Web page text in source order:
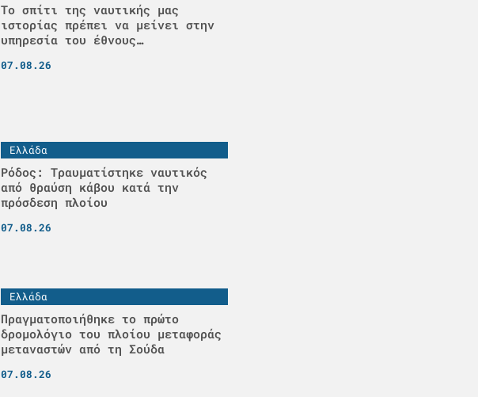
Το σπίτι της ναυτικής μας
ιστορίας πρέπει να μείνει στην
υπηρεσία του έθνους…
07.08.26
Ελλάδα
Ρόδος: Τραυματίστηκε ναυτικός
από θραύση κάβου κατά την
πρόσδεση πλοίου
07.08.26
Ελλάδα
Πραγματοποιήθηκε το πρώτο
δρομολόγιο του πλοίου μεταφοράς
μεταναστών από τη Σούδα
07.08.26